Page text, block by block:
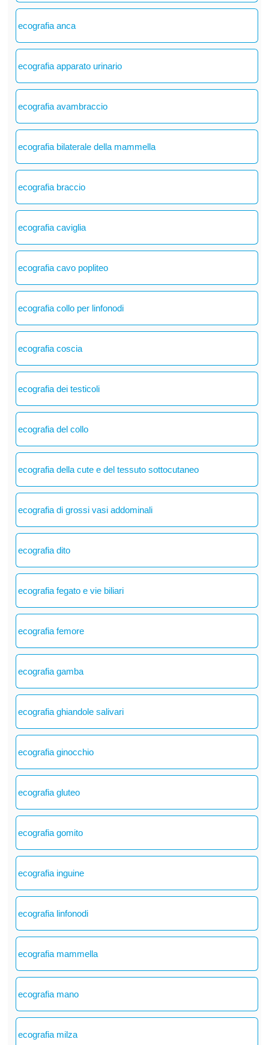
ecografia anca
ecografia apparato urinario
ecografia avambraccio
ecografia bilaterale della mammella
ecografia braccio
ecografia caviglia
ecografia cavo popliteo
ecografia collo per linfonodi
ecografia coscia
ecografia dei testicoli
ecografia del collo
ecografia della cute e del tessuto sottocutaneo
ecografia di grossi vasi addominali
ecografia dito
ecografia fegato e vie biliari
ecografia femore
ecografia gamba
ecografia ghiandole salivari
ecografia ginocchio
ecografia gluteo
ecografia gomito
ecografia inguine
ecografia linfonodi
ecografia mammella
ecografia mano
ecografia milza